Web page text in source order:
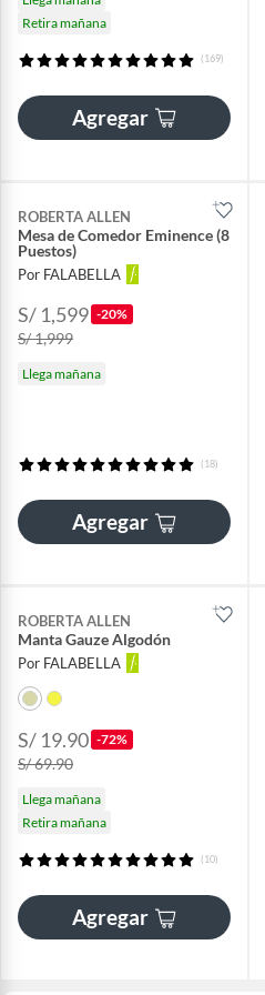
Retira mañana
(169)
Agregar
ROBERTA ALLEN
Mesa de Comedor Eminence (8
Puestos)
Por FALABELLA
S/ 1,599 -20%
S/ 1,999
Llega mañana
(18)
Agregar
ROBERTA ALLEN
Manta Gauze Algodón
Por FALABELLA
S/ 19.90 -72%
S/ 69.90
Llega mañana
Retira mañana
(10)
Agregar